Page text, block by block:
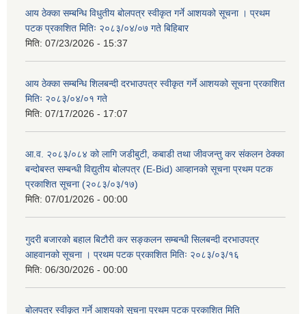
आय ठेक्का सम्बन्धि विधुतीय बोलपत्र स्वीकृत गर्ने आशयको सूचना । प्रथम
पटक प्रकाशित मितिः २०८३/०४/०७ गते बिहिबार
मिति: 07/23/2026 - 15:37
आय ठेक्का सम्बन्धि शिलबन्दी दरभाउपत्र स्वीकृत गर्ने आशयको सूचना प्रकाशित
मितिः २०८३/०४/०१ गते
मिति: 07/17/2026 - 17:07
आ.व. २०८३/०८४ को लागि जडीबुटी, कबाडी तथा जीवजन्तु कर संकलन ठेक्का
बन्दोबस्त सम्बन्धी विद्युतीय बोलपत्र (E-Bid) आव्हानको सूचना प्रथम पटक
प्रकाशित सूचना (२०८३/०३/१७)
मिति: 07/01/2026 - 00:00
गुदरी बजारको बहाल बिटौरी कर सङ्कलन सम्बन्धी सिलबन्दी दरभाउपत्र
आहवानको सूचना । प्रथम पटक प्रकाशित मितिः २०८३/०३/१६
मिति: 06/30/2026 - 00:00
बोलपत्र स्वीकृत गर्ने आशयको सूचना प्रथम पटक प्रकाशित मिति